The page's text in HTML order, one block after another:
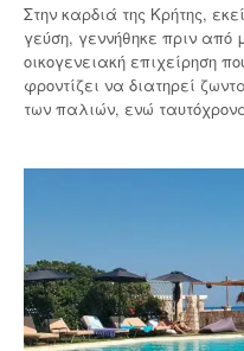
Στην καρδιά της Κρήτης,
γεύση, γεννήθηκε πριν από
οικογενειακή επιχείρηση
φροντίζει να διατηρεί
των παλιών, ενώ